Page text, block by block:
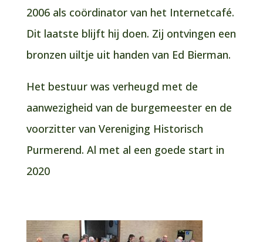
2006 als coördinator van het Internetcafé.
Dit laatste blijft hij doen. Zij ontvingen een
bronzen uiltje uit handen van Ed Bierman.
Het bestuur was verheugd met de
aanwezigheid van de burgemeester en de
voorzitter van Vereniging Historisch
Purmerend. Al met al een goede start in
2020